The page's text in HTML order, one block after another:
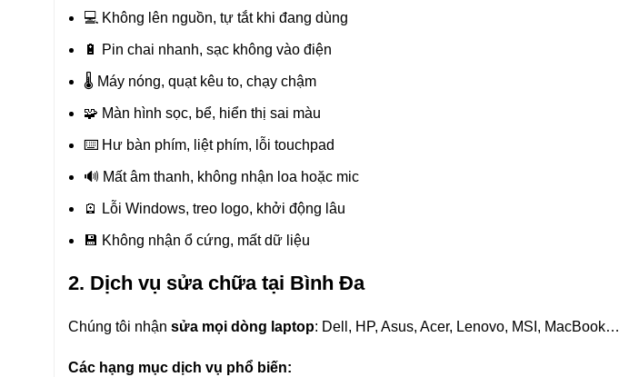
💻 Không lên nguồn, tự tắt khi đang dùng
🔋 Pin chai nhanh, sạc không vào điện
🌡 Máy nóng, quạt kêu to, chạy chậm
🧩 Màn hình sọc, bể, hiển thị sai màu
⌨️ Hư bàn phím, liệt phím, lỗi touchpad
🔊 Mất âm thanh, không nhận loa hoặc mic
🪫 Lỗi Windows, treo logo, khởi động lâu
💾 Không nhận ổ cứng, mất dữ liệu
2. Dịch vụ sửa chữa tại Bình Đa
Chúng tôi nhận sửa mọi dòng laptop: Dell, HP, Asus, Acer, Lenovo, MSI, MacBook…
Các hạng mục dịch vụ phổ biến: